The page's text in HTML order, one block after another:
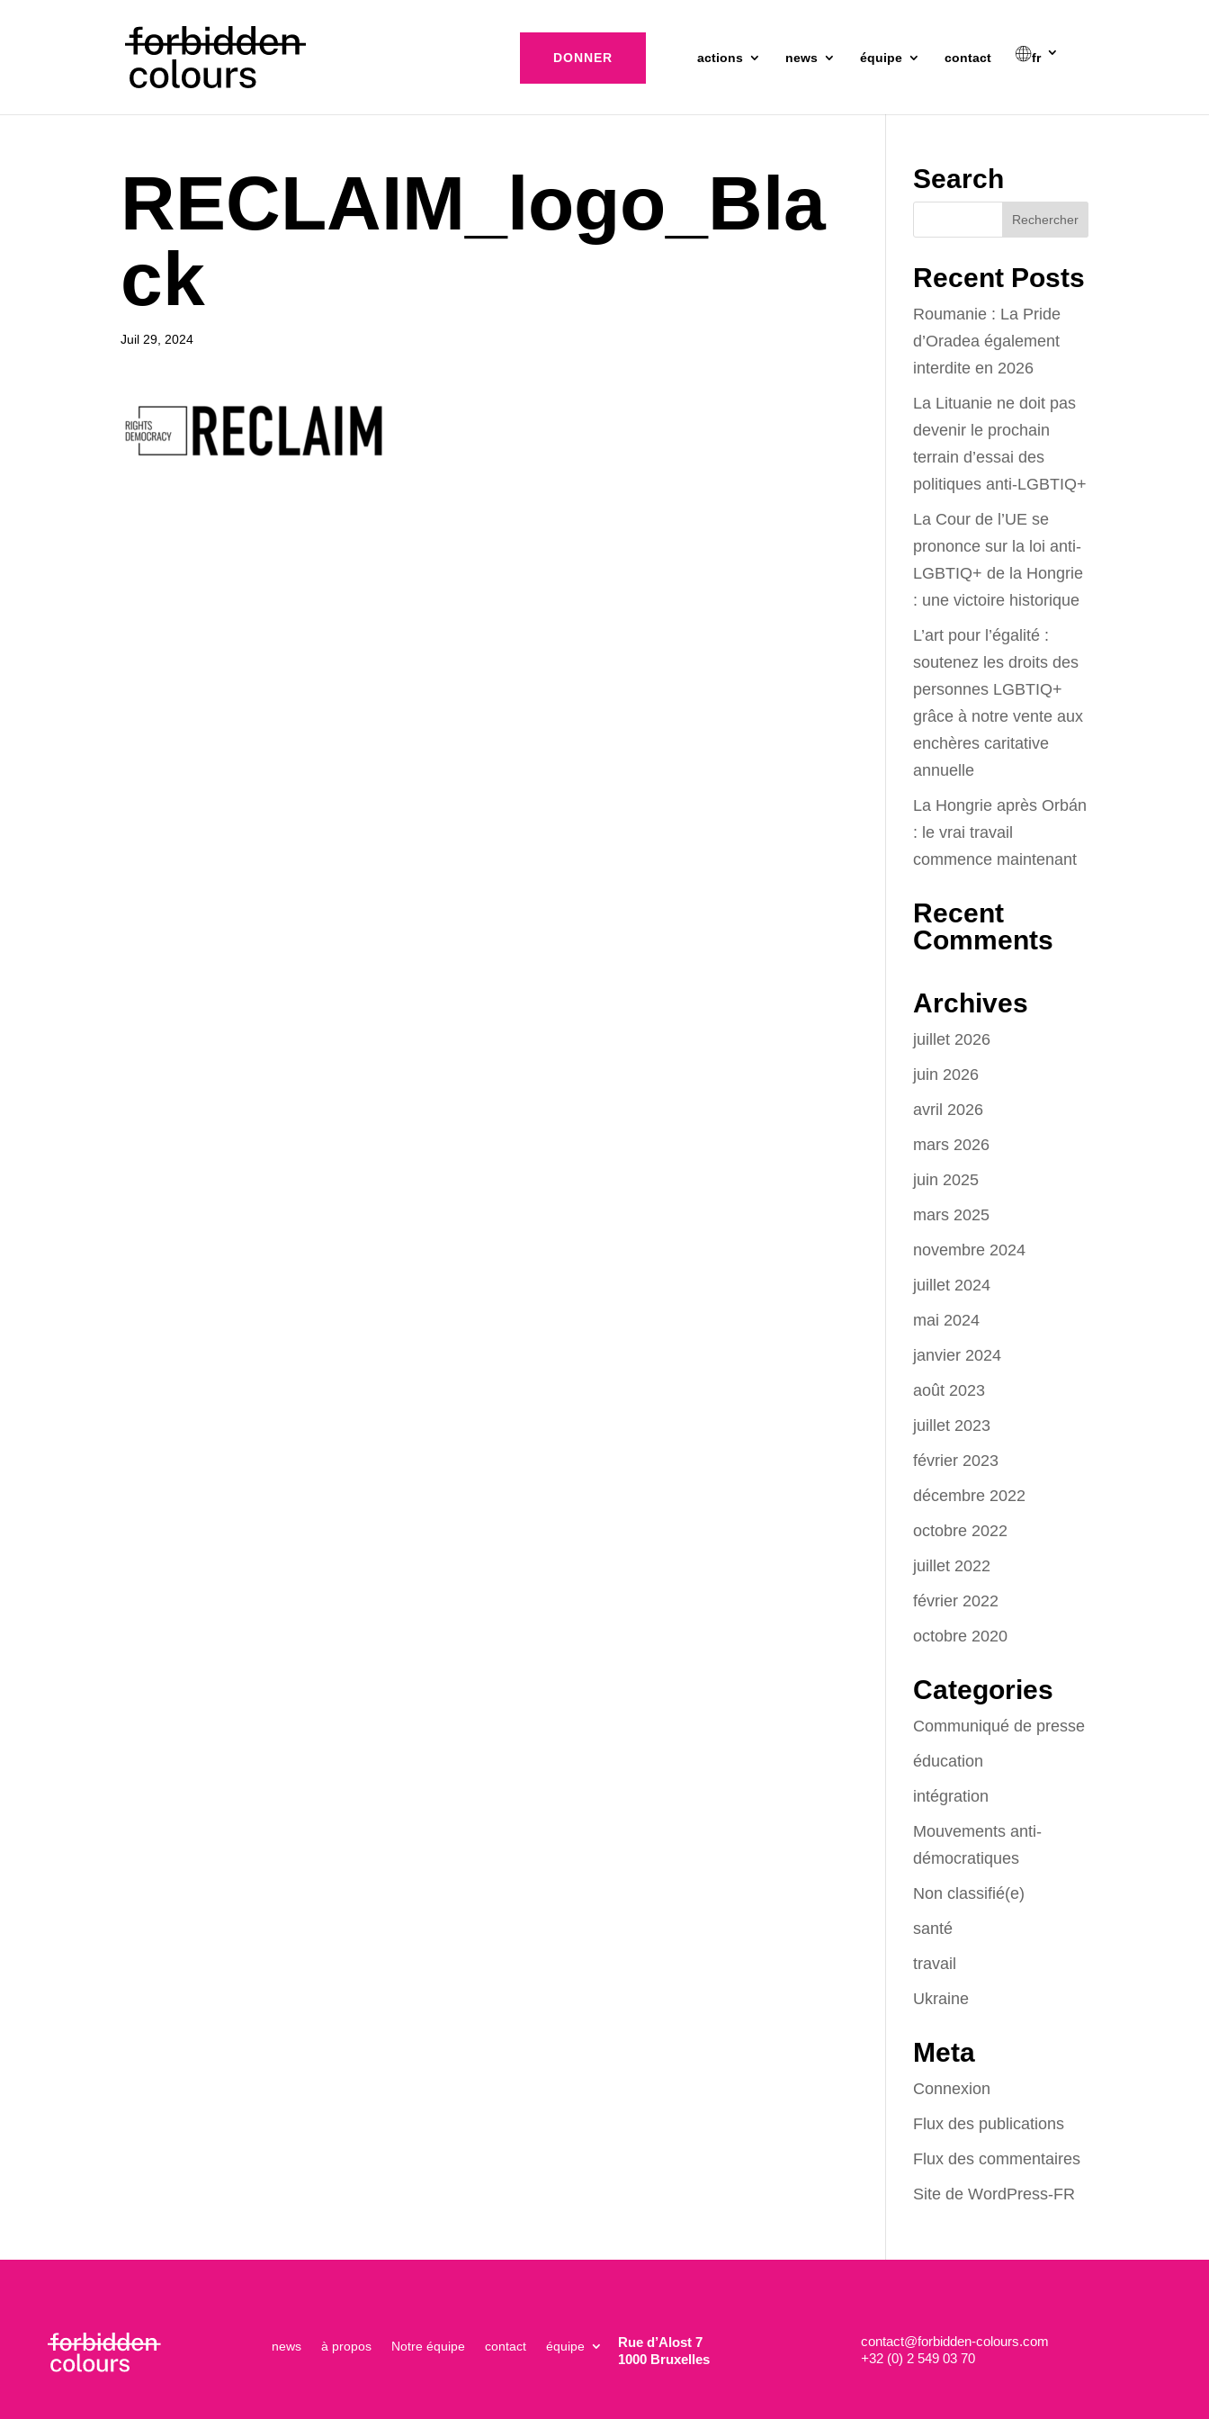
DONNER actions news équipe contact fr
RECLAIM_logo_Bla
ck
Juil 29, 2024
Search
Recent Posts
Roumanie : La Pride
d’Oradea également
interdite en 2026
La Lituanie ne doit pas
devenir le prochain
terrain d’essai des
politiques anti-LGBTIQ+
La Cour de l’UE se
prononce sur la loi anti-
LGBTIQ+ de la Hongrie
: une victoire historique
L’art pour l’égalité :
soutenez les droits des
personnes LGBTIQ+
grâce à notre vente aux
enchères caritative
annuelle
La Hongrie après Orbán
: le vrai travail
commence maintenant
Recent
Comments
Archives
juillet 2026
juin 2026
avril 2026
mars 2026
juin 2025
mars 2025
novembre 2024
juillet 2024
mai 2024
janvier 2024
août 2023
juillet 2023
février 2023
décembre 2022
octobre 2022
juillet 2022
février 2022
octobre 2020
Categories
Communiqué de presse
éducation
intégration
Mouvements anti-
démocratiques
Non classifié(e)
santé
travail
Ukraine
Meta
Connexion
Flux des publications
Flux des commentaires
Site de WordPress-FR
news à propos Notre équipe contact équipe
Rue d’Alost 7
1000 Bruxelles
contact@forbidden-colours.com
+32 (0) 2 549 03 70